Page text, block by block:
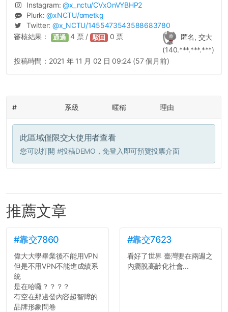
Instagram:@x_nctu/CVxOnVYBHP2
Plurk:@xNCTU/ometkg
Twitter: @x_NCTU/1455473543588683780
匿名, 交大
(140.***.***.***)
審核結果： 通過 4 票 / 駁回 0 票
投稿時間： 2021 年 11 月 02 日 09:24 (57 個月前)
# 系級 暱稱 理由
此區域僅限交大使用者查看
您可以打開 #投稿DEMO ，免登入即可預覽投票介面
推薦文章
#靠交7860
偉大大學畢業後不能用VPN
但是不用VPN不能進成績系
統
是在哈囉？？？？
有空在那邊發內容超智障的
品牌形象問卷
#靠交7623
看好了世界 臺灣要在兩週之
內擺脫高齡化社會...